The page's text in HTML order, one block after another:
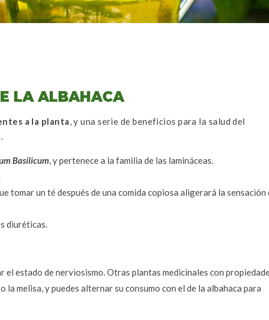
LA ALBAHACA
a la planta, y una serie de beneficios para la salud del
Basilicum, y pertenece a la familia de las lamináceas.
tomar un té después de una comida copiosa aligerará la sensación
diuréticas.
estado de nerviosismo. Otras plantas medicinales con
melisa, y puedes alternar su consumo con el de la albahaca para